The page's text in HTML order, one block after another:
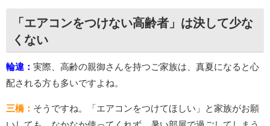
「エアコンをつけない高齢者」は決して少な
くない
輪違： 実際、高齢の親御さんを持つご家族は、真夏になると心
配される方も多いですよね。
三橋： そうですね。「エアコンをつけてほしい」と家族がお願